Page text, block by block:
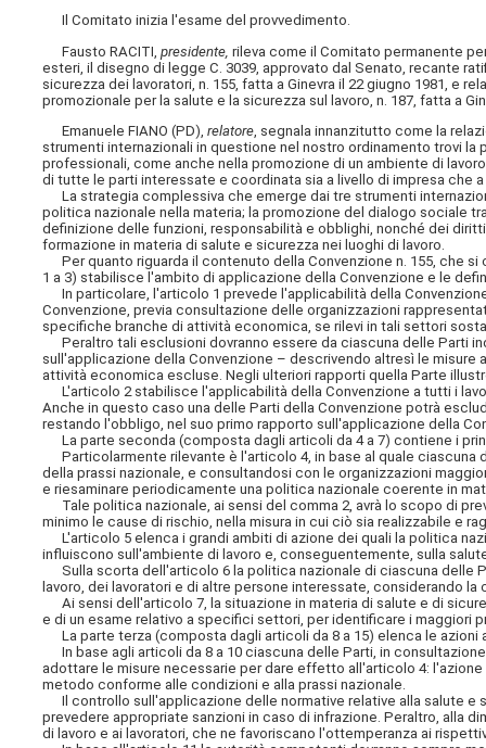
Il Comitato inizia l'esame del provvedimento.
Fausto RACITI,presidente, rileva come il Comitato permanente
esteri, il disegno di legge C. 3039, approvato dal Senato, recante
sicurezza dei lavoratori, n. 155, fatta a Ginevra il 22 giugno 1981, e
promozionale per la salute e la sicurezza sul lavoro, n. 187, fatta a
Emanuele FIANO (PD),relatore , segnala innanzitutto come la
strumenti internazionali in questione nel nostro ordinamento trovi
professionali, come anche nella promozione di un ambiente di
di tutte le parti interessate e coordinata sia a livello di impresa che
La strategia complessiva che emerge dai tre strumenti
politica nazionale nella materia; la promozione del dialogo sociale
definizione delle funzioni, responsabilità e obblighi, nonché dei
formazione in materia di salute e sicurezza nei luoghi di lavoro.
Per quanto riguarda il contenuto della Convenzione n. 155, che
1 a 3) stabilisce l'ambito di applicazione della Convenzione e le
In particolare, l'articolo 1 prevede l'applicabilità della
Convenzione, previa consultazione delle organizzazioni
specifiche branche di attività economica, se rilevi in tali settori
Peraltro tali esclusioni dovranno essere da ciascuna delle Parti
sull'applicazione della Convenzione – descrivendo altresì le
attività economica escluse. Negli ulteriori rapporti quella Parte
L'articolo 2 stabilisce l'applicabilità della Convenzione a tutti i
Anche in questo caso una delle Parti della Convenzione potrà
restando l'obbligo, nel suo primo rapporto sull'applicazione della
La parte seconda (composta dagli articoli da 4 a 7) contiene i
Particolarmente rilevante è l'articolo 4, in base al quale ciascuna
della prassi nazionale, e consultandosi con le organizzazioni
e riesaminare periodicamente una politica nazionale coerente in
Tale politica nazionale, ai sensi del comma 2, avrà lo scopo di
minimo le cause di rischio, nella misura in cui ciò sia realizzabile e
L'articolo 5 elenca i grandi ambiti di azione dei quali la politica
influiscono sull'ambiente di lavoro e, conseguentemente, sulla
Sulla scorta dell'articolo 6 la politica nazionale di ciascuna delle
lavoro, dei lavoratori e di altre persone interessate, considerando
Ai sensi dell'articolo 7, la situazione in materia di salute e di
e di un esame relativo a specifici settori, per identificare i maggiori
La parte terza (composta dagli articoli da 8 a 15) elenca le azioni
In base agli articoli da 8 a 10 ciascuna delle Parti, in
adottare le misure necessarie per dare effetto all'articolo 4:
metodo conforme alle condizioni e alla prassi nazionale.
Il controllo sull'applicazione delle normative relative alla salute e
prevedere appropriate sanzioni in caso di infrazione. Peraltro, alla
di lavoro e ai lavoratori, che ne favoriscano l'ottemperanza ai